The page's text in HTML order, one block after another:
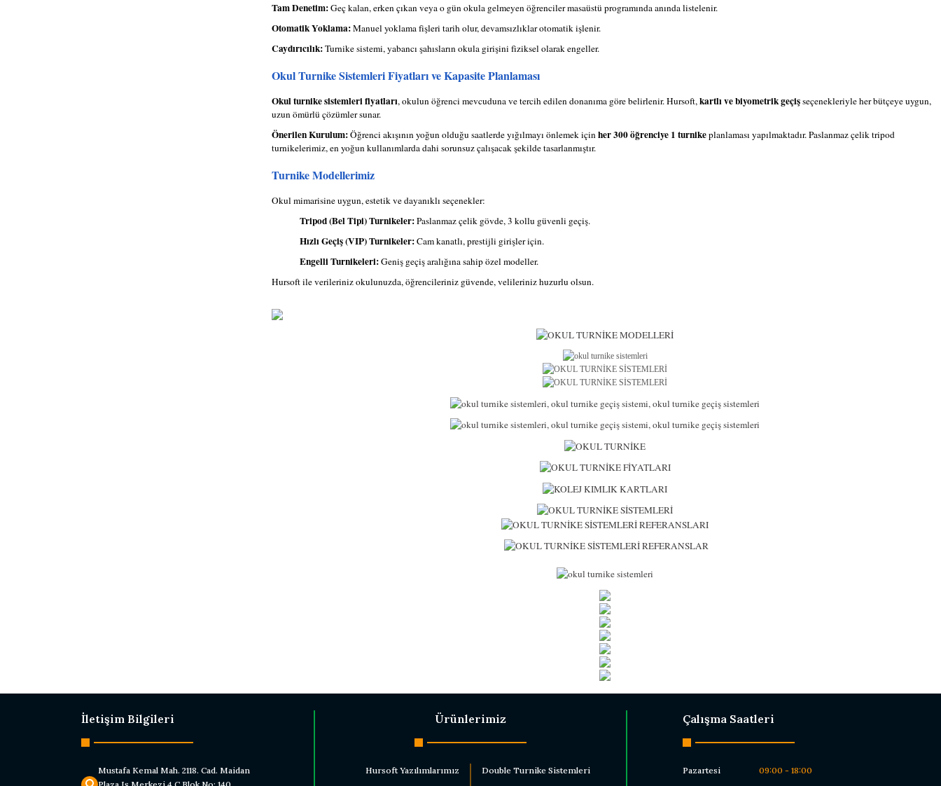
Tam Denetim:Geç kalan, erken çıkan veya o gün okula gelmeyen öğrenciler masaüstü programında anında listelenir.
Otomatik Yoklama:Manuel yoklama fişleri tarih olur, devamsızlıklar otomatik işlenir.
Caydırıcılık:Turnike sistemi, yabancı şahısların okula girişini fiziksel olarak engeller.
Okul Turnike Sistemleri Fiyatları ve Kapasite Planlaması
Okul turnike sistemleri fiyatları, okulun öğrenci mevcuduna ve tercih edilen donanıma göre belirlenir. Hursoft,kartlı ve biyometrik geçişseçenekleriyle her bütçeye uygun,
uzun ömürlü çözümler sunar.
Önerilen Kurulum:Öğrenci akışının yoğun olduğu saatlerde yığılmayı önlemek içinher 300 öğrenciye 1 turnikeplanlaması yapılmaktadır. Paslanmaz çelik tripod
turnikelerimiz, en yoğun kullanımlarda dahi sorunsuz çalışacak şekilde tasarlanmıştır.
Turnike Modellerimiz
Okul mimarisine uygun, estetik ve dayanıklı seçenekler:
Tripod (Bel Tipi) Turnikeler:Paslanmaz çelik gövde, 3 kollu güvenli geçiş.
Hızlı Geçiş (VIP) Turnikeler:Cam kanatlı, prestijli girişler için.
Engelli Turnikeleri:Geniş geçiş aralığına sahip özel modeller.
Hursoft ile verileriniz okulunuzda, öğrencileriniz güvende, velileriniz huzurlu olsun.
İletişim Bilgileri
Mustafa Kemal Mah. 2118. Cad. Maidan
Ürünlerimiz
Hursoft Yazılımlarımız
Double Turnike Sistemleri
Çalışma Saatleri
Pazartesi
09:00 - 18:00